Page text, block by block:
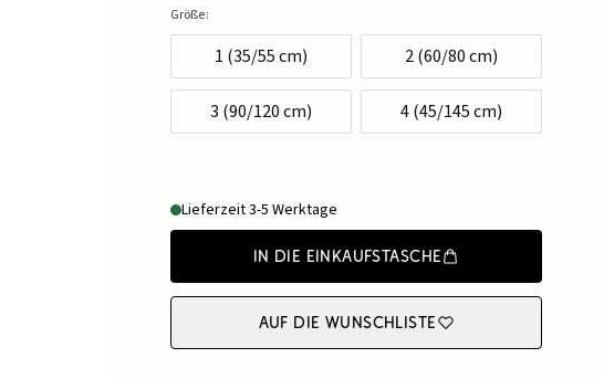
Größe:
1 (35/55 cm) 2 (60/80 cm)
3 (90/120 cm) 4 (45/145 cm)
Lieferzeit 3-5 Werktage
In die Einkaufstasche
Auf die Wunschliste